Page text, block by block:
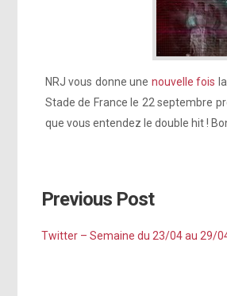
NRJ vous donne une nouvelle fois
Stade de France le 22 septembre
que vous entendez le double hit !
Previous Post
Twitter – Semaine du 23/04 au 29/